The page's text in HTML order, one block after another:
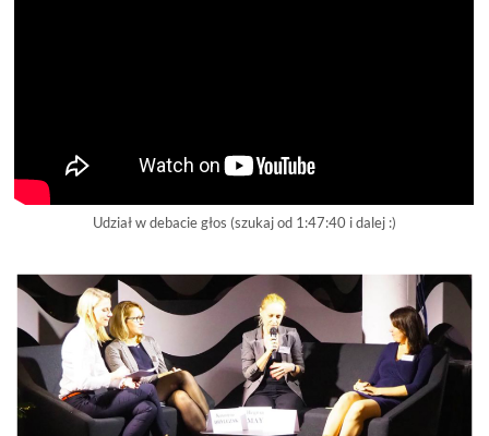
Udział w debacie głos (szukaj od 1:47:40 i dalej :)